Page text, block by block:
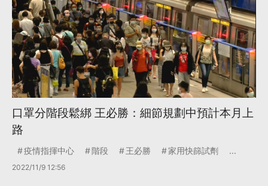
口罩分階段鬆綁 王必勝：細節規劃中預計本月上
路
疫情指揮中心 階段 王必勝 家用快篩試劑 ...
2022/11/9 12:56